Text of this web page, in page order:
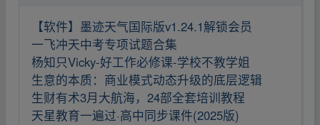
【软件】墨迹天气国际版v1.24.1解锁会员
一飞冲天中考专项试题合集
杨知只Vicky-好工作必修课-学校不教学姐
生意的本质：商业模式动态升级的底层逻辑
生财有术3月大航海，24部全套培训教程
天星教育一遍过·高中同步课件(2025版)